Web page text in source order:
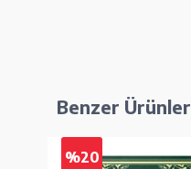
Benzer Ürünler
%20